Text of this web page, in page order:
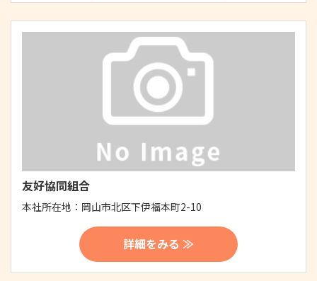
友好協同組合
本社所在地： 岡山市北区下伊福本町2-10
詳細をみる ≫